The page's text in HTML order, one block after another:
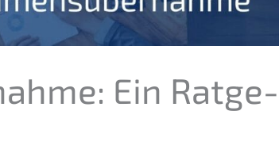
Ein Ratge­